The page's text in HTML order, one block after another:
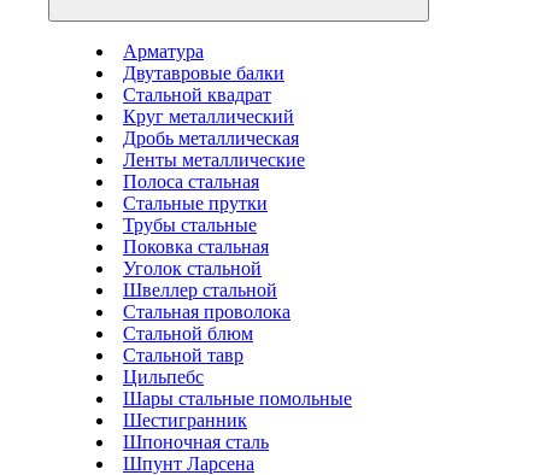
Арматура
Двутавровые балки
Стальной квадрат
Круг металлический
Дробь металлическая
Ленты металлические
Полоса стальная
Стальные прутки
Трубы стальные
Поковка стальная
Уголок стальной
Швеллер стальной
Стальная проволока
Стальной блюм
Стальной тавр
Цильпебс
Шары стальные помольные
Шестигранник
Шпоночная сталь
Шпунт Ларсена